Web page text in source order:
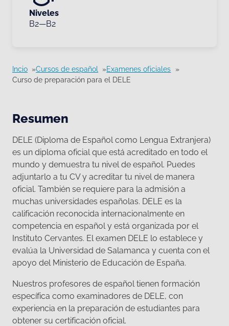
Niveles
B2—B2
Incio Cursos de español
Examenes oficiales
Curso de preparación para el DELE
Resumen
DELE (Diploma de Español como Lengua Extranjera)
es un diploma oficial que está acreditado en todo el
mundo y demuestra tu nivel de español. Puedes
adjuntarlo a tu CV y acreditar tu nivel de manera
oficial. También se requiere para la admisión a
muchas universidades españolas. DELE es la
calificación reconocida internacionalmente en
competencia en español y está organizada por el
Instituto Cervantes. El examen DELE lo establece y
evalúa la Universidad de Salamanca y cuenta con el
apoyo del Ministerio de Educación de España.
Nuestros profesores de español tienen formación
específica como examinadores de DELE, con
experiencia en la preparación de estudiantes para
obtener su certificación oficial.